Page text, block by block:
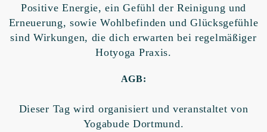
Positive Energie, ein Gefühl der Reinigung und
Erneuerung, sowie Wohlbefinden und Glücksgefühle
sind Wirkungen, die dich erwarten bei regelmäßiger
Hotyoga Praxis.
AGB:
Dieser Tag wird organisiert und veranstaltet von
Yogabude Dortmund.